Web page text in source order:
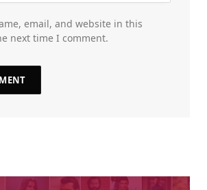
email, and website in this
next time I comment.